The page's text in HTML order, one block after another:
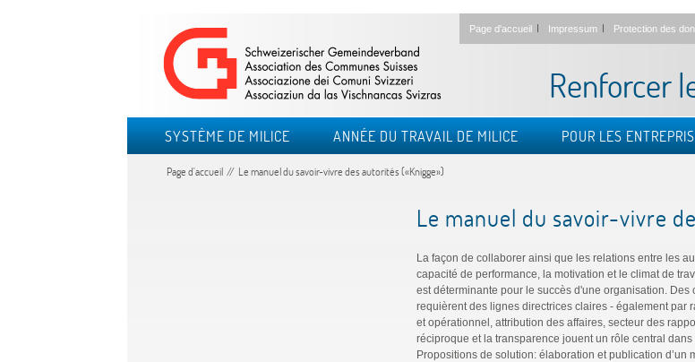
Page d'accueil Impressum Protection des
Renforcer
SYSTÈME DE MILICE ANNÉE DU TRAVAIL DE MILICE POUR LES
Page d'accueil Le manuel du savoir-vivre des autorités («Knigge»)
Le manuel du savoir-vivre
La façon de collaborer ainsi que les relations entre les
capacité de performance, la motivation et le climat de
est déterminante pour le succès d'une organisation.
requièrent des lignes directrices claires - également par
et opérationnel, attribution des affaires, secteur des
réciproque et la transparence jouent un rôle central
Propositions de solution: élaboration et publication